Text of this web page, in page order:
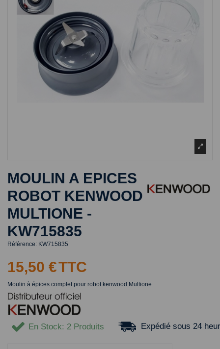
MOULIN A EPICES
ROBOT KENWOOD
MULTIONE -
KW715835
Référence: KW715835
15,50 €TTC
Moulin à épices complet pour robot kenwood Multione
En Stock: 2 Produits Expédié sous 24